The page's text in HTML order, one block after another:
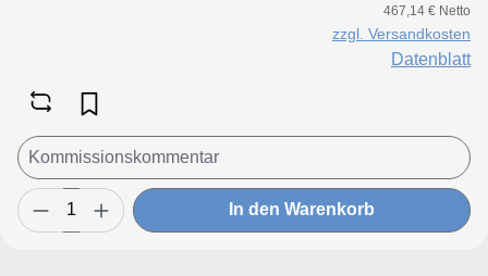
467,14 € Netto
zzgl. Versandkosten
Datenblatt
In den Warenkorb